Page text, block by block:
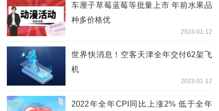
车厘子草莓蓝莓等批量上市 年前水果品
种多价格优
2023-01-12
世界快消息！空客天津全年交付62架飞
机
2023-01-12
2022年全年CPI同比上涨2% 低于全年